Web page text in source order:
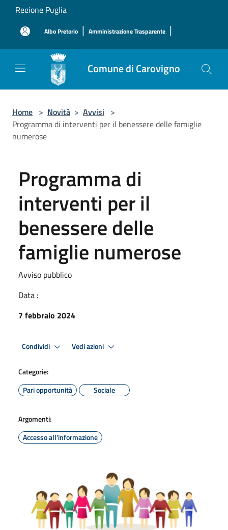
Salta al contenuto principale
Regione Puglia
Albo Pretorio | Amministrazione Trasparente |
Comune di Carovigno
Home > Novità > Avvisi >
Programma di interventi per il benessere delle famiglie
numerose
Programma di
interventi per il
benessere delle
famiglie numerose
Avviso pubblico
Data :
7 febbraio 2024
Condividi Vedi azioni
Categorie:
Pari opportunità
Sociale
Argomenti:
Accesso all'informazione